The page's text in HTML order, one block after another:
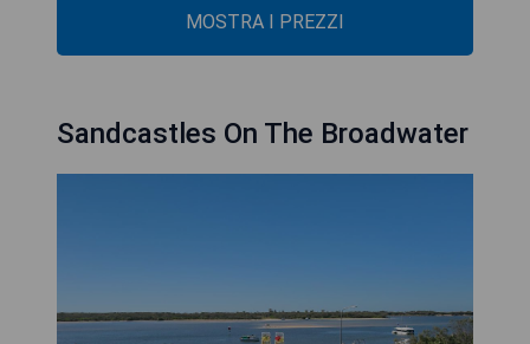
MOSTRA I PREZZI
Sandcastles On The Broadwater